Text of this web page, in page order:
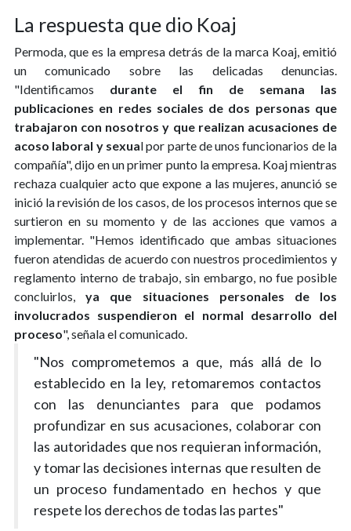
La respuesta que dio Koaj
Permoda, que es la empresa detrás de la marca Koaj, emitió
un comunicado sobre las delicadas denuncias.
"Identificamos durante el fin de semana las
publicaciones en redes sociales de dos personas que
trabajaron con nosotros y que realizan acusaciones de
acoso laboral y sexual por parte de unos funcionarios de la
compañía", dijo en un primer punto la empresa. Koaj mientras
rechaza cualquier acto que expone a las mujeres, anunció se
inició la revisión de los casos, de los procesos internos que se
surtieron en su momento y de las acciones que vamos a
implementar. "Hemos identificado que ambas situaciones
fueron atendidas de acuerdo con nuestros procedimientos y
reglamento interno de trabajo, sin embargo, no fue posible
concluirlos, ya que situaciones personales de los
involucrados suspendieron el normal desarrollo del
proceso", señala el comunicado.
"Nos comprometemos a que, más allá de lo
establecido en la ley, retomaremos contactos
con las denunciantes para que podamos
profundizar en sus acusaciones, colaborar con
las autoridades que nos requieran información,
y tomar las decisiones internas que resulten de
un proceso fundamentado en hechos y que
respete los derechos de todas las partes"